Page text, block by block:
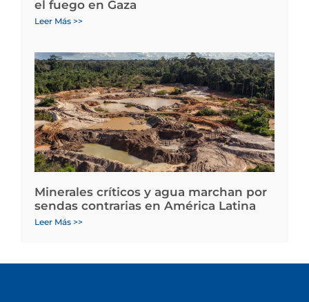
el fuego en Gaza
Leer Más >>
Minerales críticos y agua marchan por
sendas contrarias en América Latina
Leer Más >>